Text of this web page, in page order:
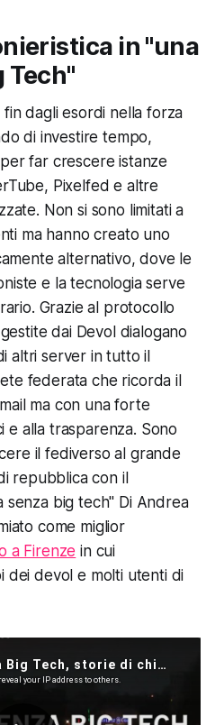
in "una
Tech"
fin dagli esordi nella forza
di investire tempo,
far crescere istanze
Pixelfed e altre
Non si sono limitati a
ma hanno creato uno
alternativo, dove le
e la tecnologia serve
Grazie al protocollo
dai Devol dialogano
altri server in tutto il
federata che ricorda il
ma con una forte
e alla trasparenza.​ Sono
il fediverso al grande
repubblica con il
senza big tech" Di Andrea
come miglior
a Firenze in cui
dei devol e molti utenti di